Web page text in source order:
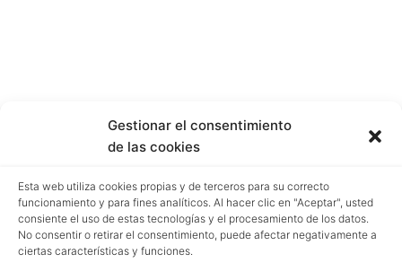
Gestionar el consentimiento
de las cookies
Esta web utiliza cookies propias y de terceros para su correcto
funcionamiento y para fines analíticos. Al hacer clic en "Aceptar", usted
consiente el uso de estas tecnologías y el procesamiento de los datos.
No consentir o retirar el consentimiento, puede afectar negativamente a
ciertas características y funciones.